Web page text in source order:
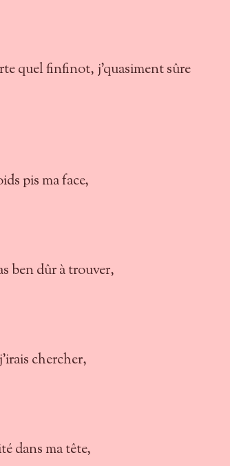
quel finfinot, j'quasiment sûre
pis ma face,
ben dûr à trouver,
chercher,
dans ma tête,